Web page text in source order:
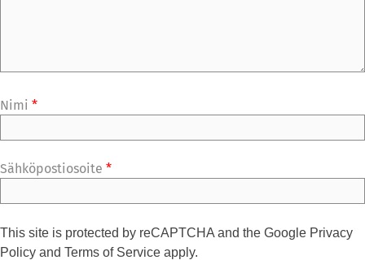
Nimi *
Sähköpostiosoite *
This site is protected by reCAPTCHA and the Google Privacy
Policy and Terms of Service apply.